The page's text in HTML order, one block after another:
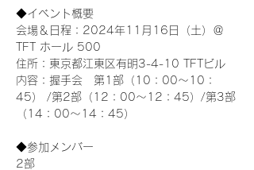
◆イベント概要
会場＆日程：2024年11月16日（土）＠
TFT ホール 500
住所：東京都江東区有明3-4-10 TFTビル
内容：握手会　第1部（10：00～10：
45） /第2部（12：00～12：45）/第3部
（14：00～14：45）
◆参加メンバー
2部